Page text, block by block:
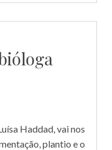
Haddad, vai nos
plantio e o